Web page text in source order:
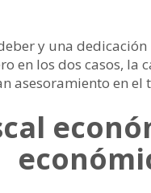
y una
en los dos casos, la
asesoramiento en